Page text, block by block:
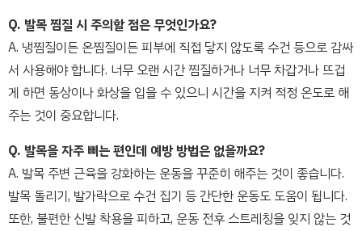
Q. 발목 찜질 시 주의할 점은 무엇인가요?
A. 냉찜질이든 온찜질이든 피부에 직접 닿지 않도록 수건 등으로 감싸
서 사용해야 합니다. 너무 오랜 시간 찜질하거나 너무 차갑거나 뜨겁
게 하면 동상이나 화상을 입을 수 있으니 시간을 지켜 적정 온도로 해
주는 것이 중요합니다.
Q. 발목을 자주 삐는 편인데 예방 방법은 없을까요?
A. 발목 주변 근육을 강화하는 운동을 꾸준히 해주는 것이 좋습니다.
발목 돌리기, 발가락으로 수건 집기 등 간단한 운동도 도움이 됩니다.
또한, 불편한 신발 착용을 피하고, 운동 전후 스트레칭을 잊지 않는 것